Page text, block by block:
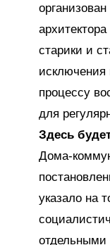
старики и
исключения
процессу
для
Здесь
Дома-
указало на
отдельными